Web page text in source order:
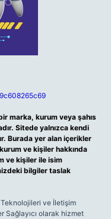
marka, kurum veya şahıs
Sitede yalnızca kendi
Burada yer alan içerikler
ve kişiler hakkında
ve kişiler ile isim
bilgiler taslak
Teknolojileri ve İletişim
Sağlayıcı olarak hizmet